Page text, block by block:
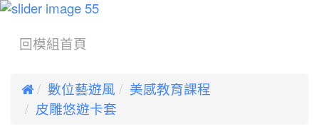
回模組首頁
 數位藝遊風
美感教育課程
皮雕悠遊卡套